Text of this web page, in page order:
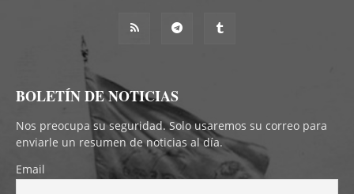
BOLETÍN DE NOTICIAS
Nos preocupa su seguridad. Solo usaremos su correo para
enviarle un resumen de noticias al día.
Email